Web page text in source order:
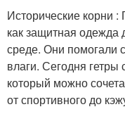
Исторические корни :
как защитная одежда
среде. Они помогали
влаги. Сегодня
который можно
от спортивного до